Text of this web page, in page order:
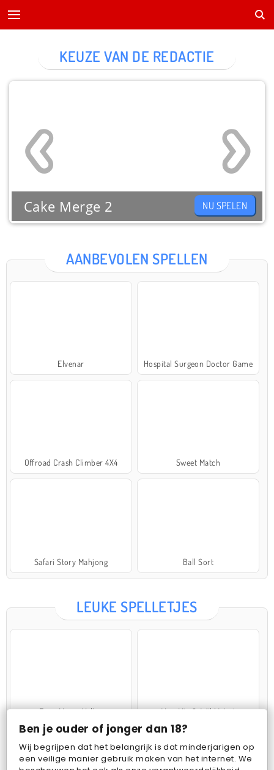
Ben je ouder of jonger dan 18?
Wij begrijpen dat het belangrijk is dat minderjarigen op
een veilige manier gebruik maken van het internet. We
AANBEVOLEN SPELLEN
Elvenar Hospital Surgeon Doctor Game
Offroad Crash Climber 4X4 Sweet Match
Safari Story Mahjong Ball Sort
KEUZE VAN DE REDACTIE
Cake Merge 2 NU SPELEN
LEUKE SPELLETJES
Farm Merge Valley VegaMix 2: Wild West